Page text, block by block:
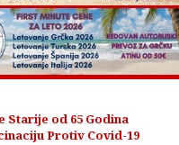
Starije od 65 Godina
Protiv Covid-19